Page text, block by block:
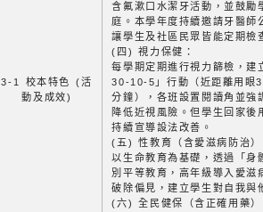
3-1 校本特色 (活
動及成效)
含氟漱口水潔牙活動，並鼓勵
庭。本學年度持續邀請牙醫
讓學生及社區民眾皆能定期檢
(四) 視力保健：
每學期定期進行視力篩檢，建
30-10-5」行動（近距離用眼
分鐘），各班設置閱讀角並強
降低近視風險。但學生回家
持續宣導設法改善。
(五) 性教育（含愛滋病防治
以生命教育為基礎，透過「身
別平等教育，高年級導入愛滋
破除偏見，建立學生對自我與
(六) 全民健保（含正確用藥